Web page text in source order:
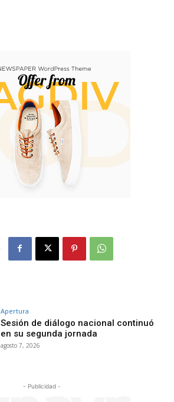
Apertura
Sesión de diálogo nacional continuó
en su segunda jornada
agosto 7, 2026
- Publicidad -